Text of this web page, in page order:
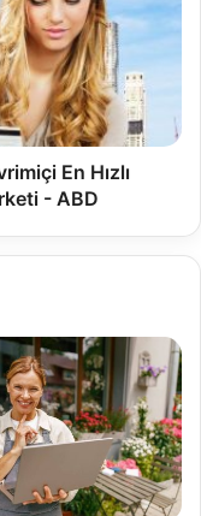
En Hızlı
- ABD